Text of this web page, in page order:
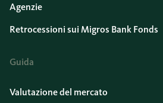
Agenzie
Retrocessioni sui Migros Bank Fonds
Guida
Valutazione del mercato